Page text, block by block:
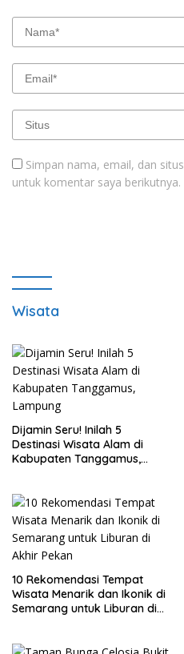
Simpan nama, email, dan
untuk komentar saya berikutnya.
Wisata
Dijamin Seru! Inilah 5
Destinasi Wisata Alam di
Kabupaten Tanggamus,
10 Rekomendasi Tempat
Wisata Menarik dan Ikonik di
Semarang untuk Liburan di